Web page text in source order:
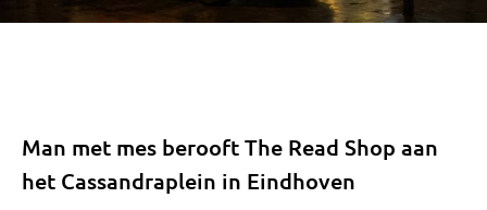
Man met mes berooft The Read Shop aan
het Cassandraplein in Eindhoven